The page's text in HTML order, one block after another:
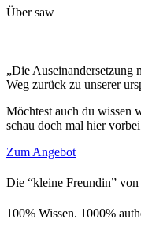
Über saw
„Die Auseinandersetzung
Weg zurück zu unserer
Möchtest auch du wissen
schau doch mal hier
Zum Angebot
Die “kleine Freundin” von
100% Wissen. 1000%